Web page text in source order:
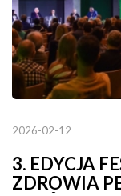
2026-02-12
3. EDYCJA
ZDROWIA